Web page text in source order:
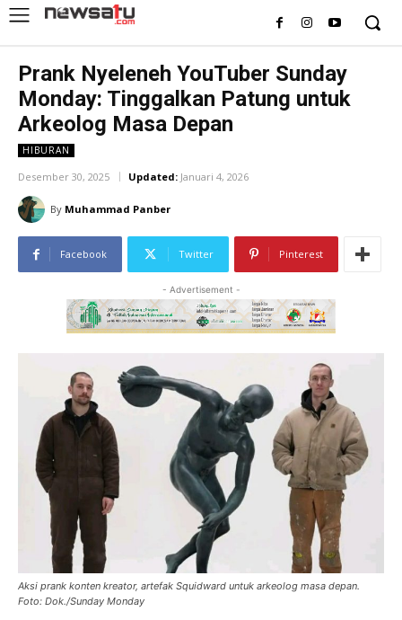
Prank Nyeleneh YouTuber Sunday
Monday: Tinggalkan Patung untuk
Arkeolog Masa Depan
HIBURAN
Desember 30, 2025 Updated: Januari 4, 2026
By Muhammad Panber
Facebook Twitter Pinterest
- Advertisement -
Aksi prank konten kreator, artefak Squidward untuk arkeolog masa depan.
Foto: Dok./Sunday Monday